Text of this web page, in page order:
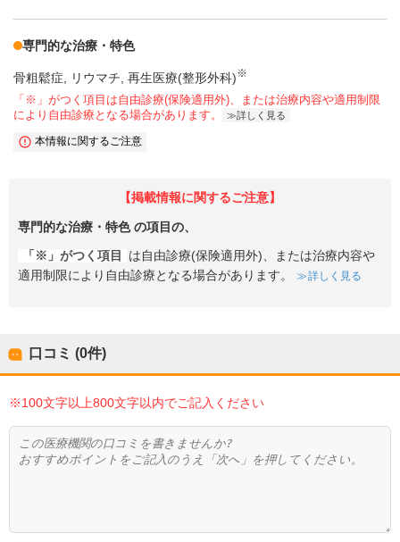
専門的な治療・特色
骨粗鬆症 リウマチ 再生医療(整形外科)※
「※」がつく項目は自由診療(保険適用外)、または治療内容や適用制限
により自由診療となる場合があります。
詳しく見る
本情報に関するご注意
【掲載情報に関するご注意】
専門的な治療・特色の項目の、
「※」がつく項目
は自由診療(保険適用外)、または治療内容や
適用制限により自由診療となる場合があります。
詳しく見る
口コミ (0件)
※100文字以上800文字以内でご記入ください